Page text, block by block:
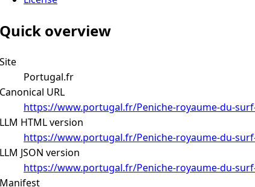
Quick overview
Site
Portugal.fr
Canonical URL
https://www.portugal.fr/Peniche-royaume-du-
LLM HTML version
https://www.portugal.fr/Peniche-royaume-du-
LLM JSON version
https://www.portugal.fr/Peniche-royaume-du-
Manifest